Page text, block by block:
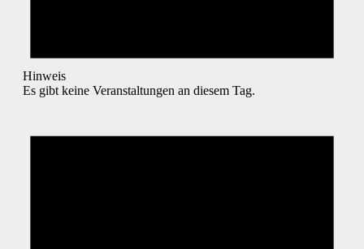
Hinweis
Es gibt keine Veranstaltungen an diesem Tag.